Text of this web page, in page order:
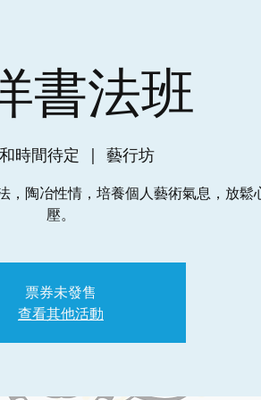
書法班
時間待定
  |
藝行坊
，陶冶性情，培養個人藝術氣息，放鬆
壓。
票券未發售
查看其他活動